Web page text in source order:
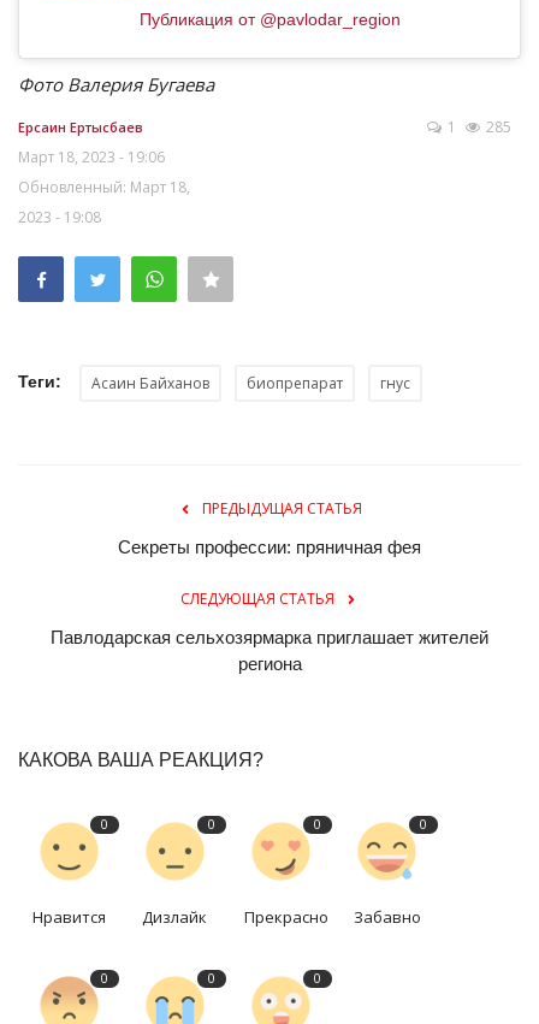
Публикация от @pavlodar_region
Фото Валерия Бугаева
Ерсаин Ертысбаев
Март 18, 2023 - 19:06
Обновленный: Март 18,
2023 - 19:08
1 285
Теги: Асаин Байханов биопрепарат гнус
ПРЕДЫДУЩАЯ СТАТЬЯ
Секреты профессии: пряничная фея
СЛЕДУЮЩАЯ СТАТЬЯ
Павлодарская сельхозярмарка приглашает жителей
региона
КАКОВА ВАША РЕАКЦИЯ?
0
Нравится
0
Дизлайк
0
Прекрасно
0
Забавно
0 0 0